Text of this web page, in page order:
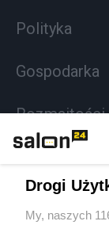
Polityka
Gospodarka
Rozmaitości
Sport
Drogi
My, naszych